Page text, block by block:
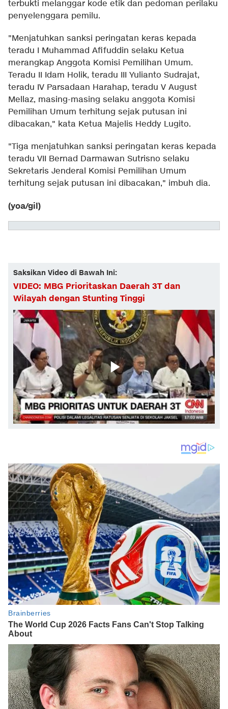
terbukti melanggar kode etik dan pedoman perilaku
penyelenggara pemilu.
"Menjatuhkan sanksi peringatan keras kepada
teradu I Muhammad Afifuddin selaku Ketua
merangkap Anggota Komisi Pemilihan Umum.
Teradu II Idam Holik, teradu III Yulianto Sudrajat,
teradu IV Parsadaan Harahap, teradu V August
Mellaz, masing-masing selaku anggota Komisi
Pemilihan Umum terhitung sejak putusan ini
dibacakan," kata Ketua Majelis Heddy Lugito.
"Tiga menjatuhkan sanksi peringatan keras kepada
teradu VII Bernad Darmawan Sutrisno selaku
Sekretaris Jenderal Komisi Pemilihan Umum
terhitung sejak putusan ini dibacakan," imbuh dia.
(yoa/gil)
Saksikan Video di Bawah Ini:
VIDEO: MBG Prioritaskan Daerah 3T dan
Wilayah dengan Stunting Tinggi